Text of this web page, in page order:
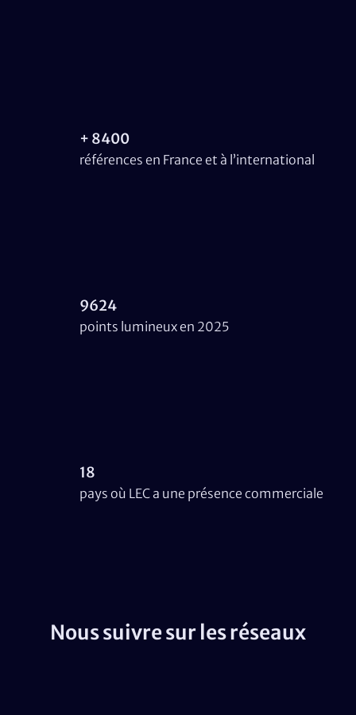
+ 8400
références en France et à l’international
9624
points lumineux en 2025
18
pays où LEC a une présence commerciale
Nous suivre sur les réseaux